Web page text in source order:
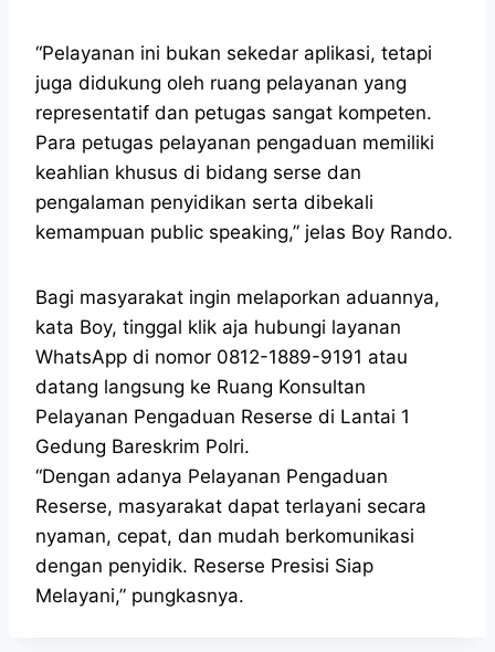
“Pelayanan ini bukan sekedar aplikasi, tetapi
juga didukung oleh ruang pelayanan yang
representatif dan petugas sangat kompeten.
Para petugas pelayanan pengaduan memiliki
keahlian khusus di bidang serse dan
pengalaman penyidikan serta dibekali
kemampuan public speaking,” jelas Boy Rando.
Bagi masyarakat ingin melaporkan aduannya,
kata Boy, tinggal klik aja hubungi layanan
WhatsApp di nomor 0812-1889-9191 atau
datang langsung ke Ruang Konsultan
Pelayanan Pengaduan Reserse di Lantai 1
Gedung Bareskrim Polri.
“Dengan adanya Pelayanan Pengaduan
Reserse, masyarakat dapat terlayani secara
nyaman, cepat, dan mudah berkomunikasi
dengan penyidik. Reserse Presisi Siap
Melayani,” pungkasnya.